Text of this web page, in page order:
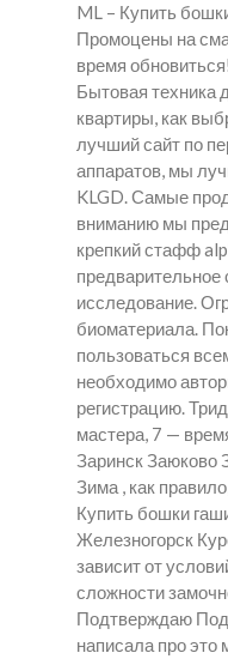
ML – Купить
Промоцены на
время
Бытовая техника
квартиры, как
лучший сайт по
аппаратов, мы
KLGD. Самые
вниманию мы
крепкий стафф
предварительное
исследование.
биоматериала.
пользоваться
необходимо
регистрацию.
мастера, 7 —
Заринск Заюково
Зима , как
Купить бошки
Железногорск
зависит от
сложности
Подтверждаю
написала про это